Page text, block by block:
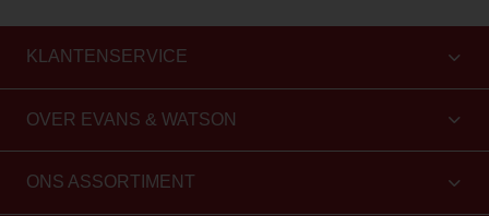
KLANTENSERVICE
OVER EVANS & WATSON
ONS ASSORTIMENT